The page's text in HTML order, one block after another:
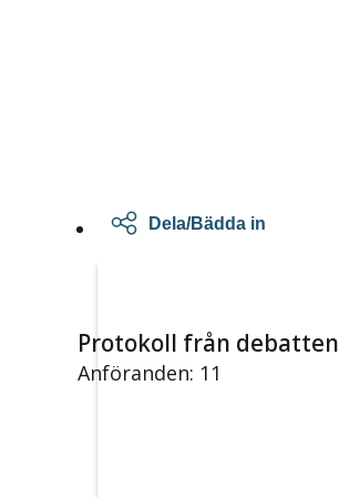
Dela/Bädda in
Protokoll från debatten
Anföranden: 11